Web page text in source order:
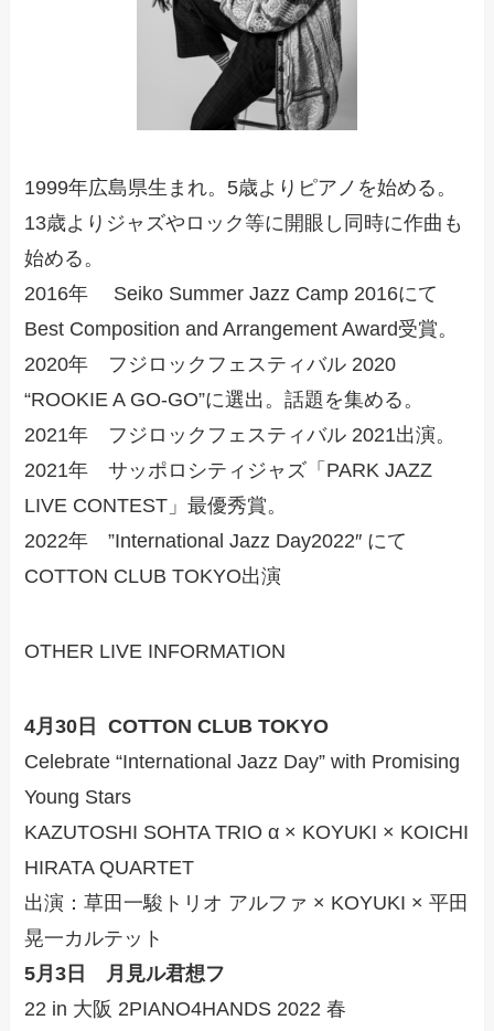
1999年広島県生まれ。5歳よりピアノを始める。
13歳よりジャズやロック等に開眼し同時に作曲も
始める。
2016年 Seiko Summer Jazz Camp 2016にて
Best Composition and Arrangement Award受賞。
2020年 フジロックフェスティバル 2020
“ROOKIE A GO-GO”に選出。話題を集める。
2021年 フジロックフェスティバル 2021出演。
2021年 サッポロシティジャズ「PARK JAZZ
LIVE CONTEST」最優秀賞。
2022年 ”International Jazz Day2022″ にて
COTTON CLUB TOKYO出演
OTHER LIVE INFORMATION
4月30日 COTTON CLUB TOKYO
Celebrate “International Jazz Day” with Promising
Young Stars
KAZUTOSHI SOHTA TRIO α × KOYUKI × KOICHI
HIRATA QUARTET
出演：草田一駿トリオ アルファ × KOYUKI × 平田
晃一カルテット
5月3日 月見ル君想フ
22 in 大阪 2PIANO4HANDS 2022 春